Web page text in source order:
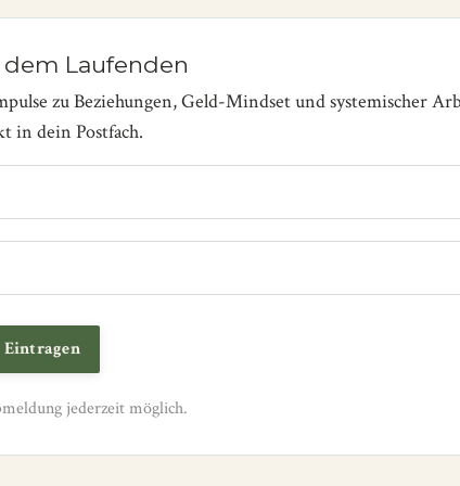
Laufenden
zu Beziehungen, Geld-Mindset und systemischer
in dein Postfach.
Eintragen
jederzeit möglich.